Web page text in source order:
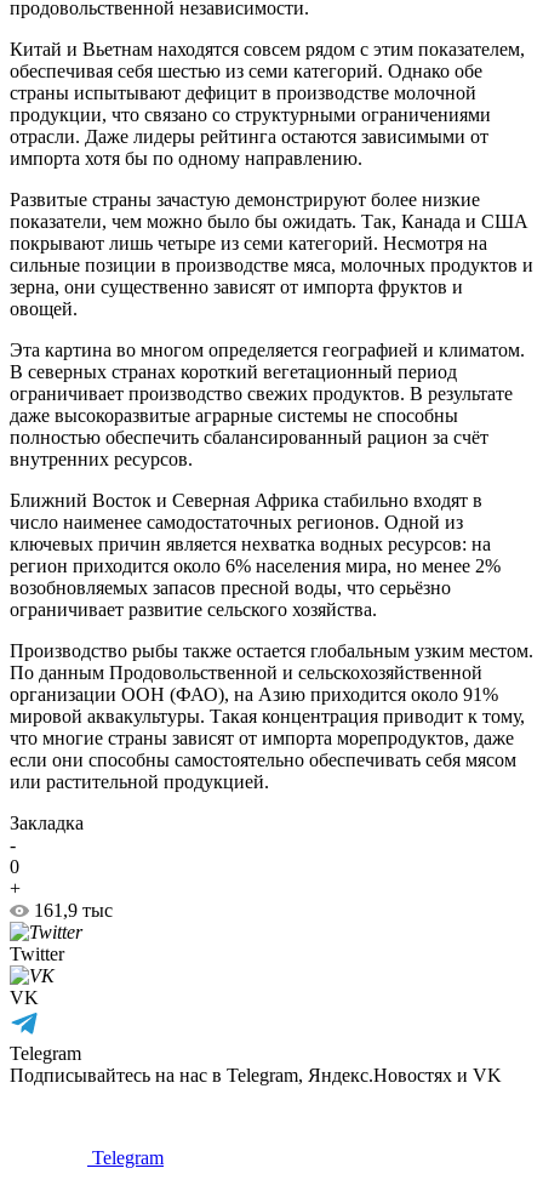
продовольственной независимости.
Китай и Вьетнам находятся совсем рядом с этим показателем,
обеспечивая себя шестью из семи категорий. Однако обе
страны испытывают дефицит в производстве молочной
продукции, что связано со структурными ограничениями
отрасли. Даже лидеры рейтинга остаются зависимыми от
импорта хотя бы по одному направлению.
Развитые страны зачастую демонстрируют более низкие
показатели, чем можно было бы ожидать. Так, Канада и США
покрывают лишь четыре из семи категорий. Несмотря на
сильные позиции в производстве мяса, молочных продуктов и
зерна, они существенно зависят от импорта фруктов и
овощей.
Эта картина во многом определяется географией и климатом.
В северных странах короткий вегетационный период
ограничивает производство свежих продуктов. В результате
даже высокоразвитые аграрные системы не способны
полностью обеспечить сбалансированный рацион за счёт
внутренних ресурсов.
Ближний Восток и Северная Африка стабильно входят в
число наименее самодостаточных регионов. Одной из
ключевых причин является нехватка водных ресурсов: на
регион приходится около 6% населения мира, но менее 2%
возобновляемых запасов пресной воды, что серьёзно
ограничивает развитие сельского хозяйства.
Производство рыбы также остается глобальным узким местом.
По данным Продовольственной и сельскохозяйственной
организации ООН (ФАО), на Азию приходится около 91%
мировой аквакультуры. Такая концентрация приводит к тому,
что многие страны зависят от импорта морепродуктов, даже
если они способны самостоятельно обеспечивать себя мясом
или растительной продукцией.
Закладка
-
0
+
161,9 тыс
Twitter
VK
Telegram
Подписывайтесь на нас в Telegram, Яндекс.Новостях и VK
Telegram